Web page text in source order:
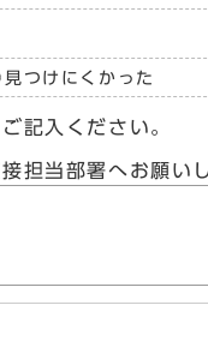
見つけにくかった
記入ください。
担当部署へお願